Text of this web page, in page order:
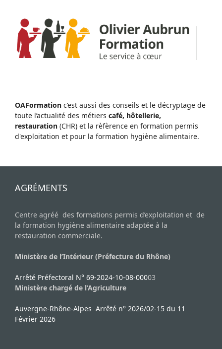
OAFormation c’est aussi des conseils et le décryptage de
toute l’actualité des métiers café, hôtellerie,
restauration (CHR) et la rèfèrence en formation permis
d'exploitation et pour la formation hygiène alimentaire.
AGRÉMENTS
Centre agréé des formations permis d’exploitation et de
la formation hygiène alimentaire adaptée à la
restauration commerciale.
Ministère de l’Intérieur (Préfecture du Rhône)
Arrêté Préfectoral N° 69-2024-10-08-00003
Ministère chargé de l’Agriculture
Auvergne-Rhône-Alpes Arrêté n° 2026/02-15 du 11
Février 2026